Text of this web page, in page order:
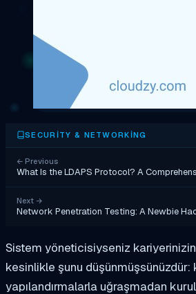
SECURITY & NETWORKING
← Previous
What Is the LDAPS Protocol? A
Next →
Network Penetration Testing: A Newbie
Sistem yöneticisiyseniz
kesinlikle şunu düşünmüşsünüzdür:
yapılandırmalarla uğraşmadan